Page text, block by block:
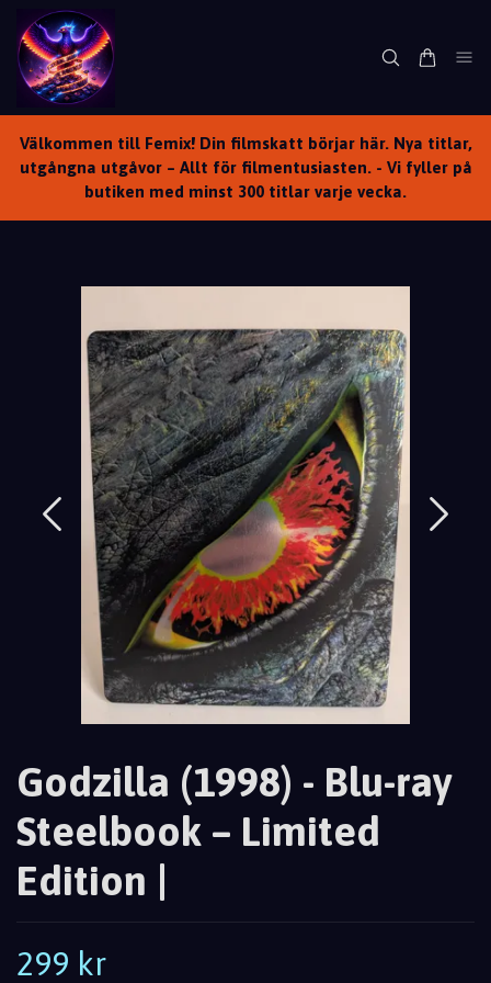
Välkommen till Femix! Din filmskatt börjar här. Nya titlar,
utgångna utgåvor – Allt för filmentusiasten. - Vi fyller på
butiken med minst 300 titlar varje vecka.
Godzilla (1998) - Blu-ray
Steelbook – Limited
Edition |
299 kr